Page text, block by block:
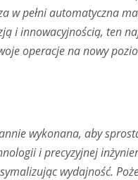
w pełni automatyczna
i innowacyjnością, ten
operacje na nowy
wykonana, aby
i precyzyjnej
wydajność.